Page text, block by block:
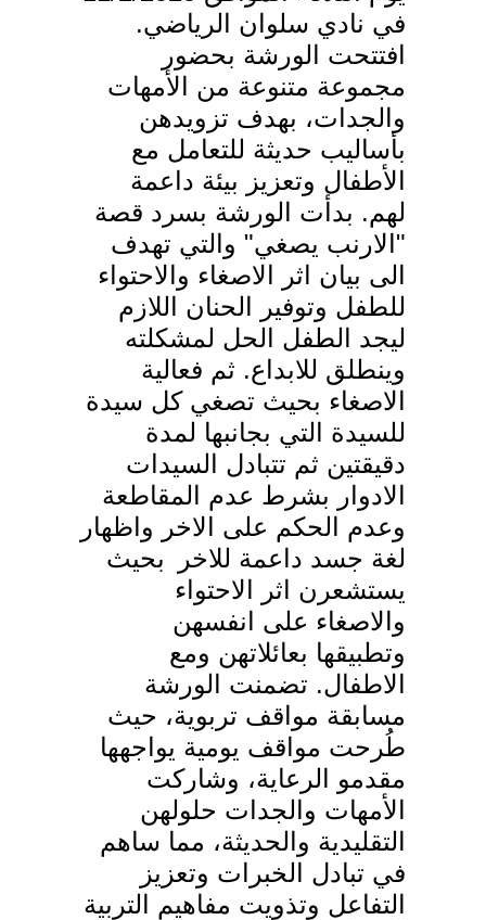
في نادي سلوان الرياضي.
افتتحت الورشة بحضور
مجموعة متنوعة من الأمهات
والجدات، بهدف تزويدهن
بأساليب حديثة للتعامل مع
الأطفال وتعزيز بيئة داعمة
لهم. بدأت الورشة بسرد قصة
"الارنب يصغي" والتي تهدف
الى بيان اثر الاصغاء والاحتواء
للطفل وتوفير الحنان اللازم
ليجد الطفل الحل لمشكلته
وينطلق للابداع. ثم فعالية
الاصغاء بحيث تصغي كل سيدة
للسيدة التي بجانبها لمدة
دقيقتين ثم تتبادل السيدات
الادوار بشرط عدم المقاطعة
وعدم الحكم على الاخر واظهار
لغة جسد داعمة للاخر
بحيث
يستشعرن اثر الاحتواء
والاصغاء على انفسهن
وتطبيقها بعائلاتهن ومع
الاطفال. تضمنت الورشة
مسابقة مواقف تربوية، حيث
طُرحت مواقف يومية يواجهها
مقدمو الرعاية، وشاركت
الأمهات والجدات حلولهن
التقليدية والحديثة، مما ساهم
في تبادل الخبرات وتعزيز
التفاعل وتذويت مفاهيم التربية